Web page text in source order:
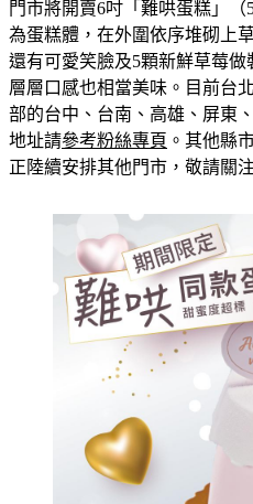
門市將開賣6吋「難哄蛋糕」
為蛋糕體，在外圍依序堆砌上
還有可愛笑臉及5顆新鮮草莓做
層層口感也相當美味。目前台
部的台中、台南、高雄、屏東
地址請參考粉絲專頁 。其他縣
正陸續安排其他門市，敬請關